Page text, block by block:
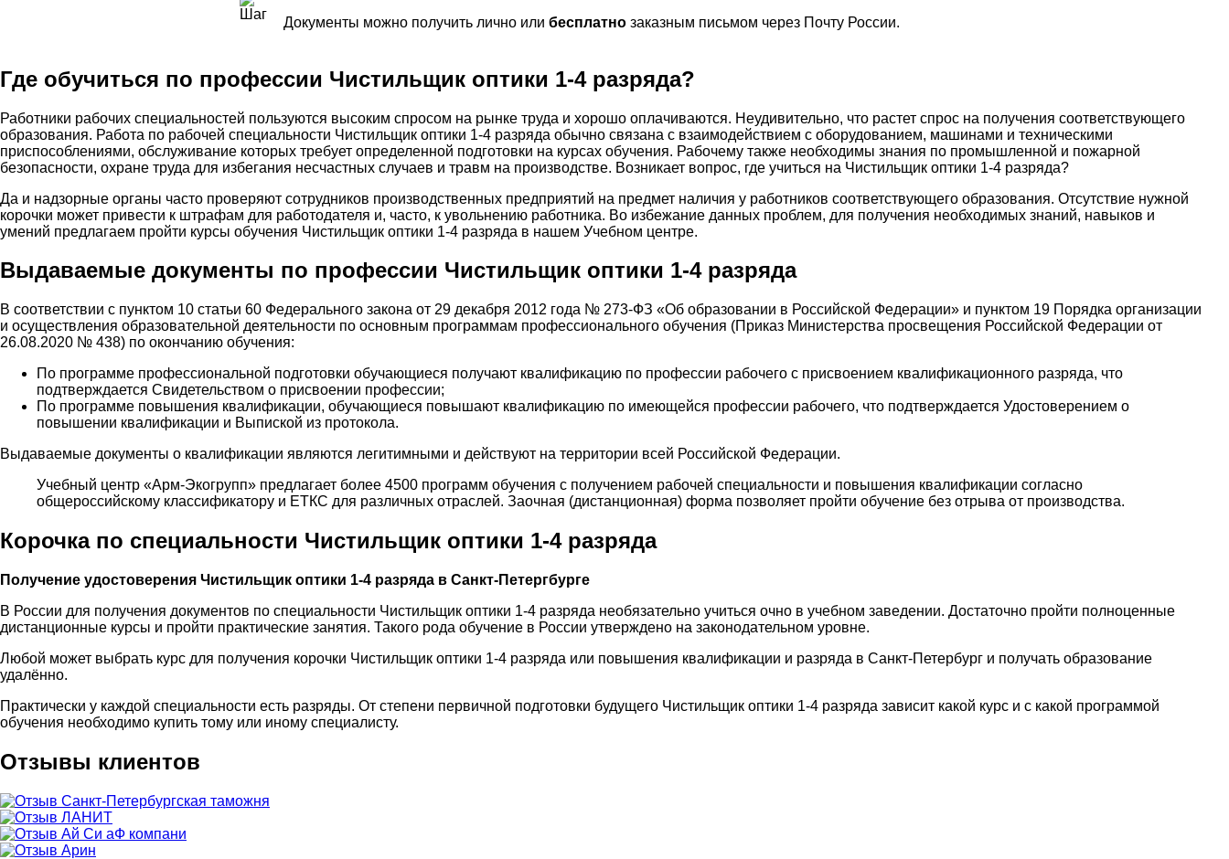
Документы можно получить лично илибесплатно заказным письмом через Почту России.
Где обучиться по профессии Чистильщик оптики 1-4 разряда?
Работники рабочих специальностей пользуются высоким спросом на рынке труда и хорошо оплачиваются. Неудивительно, что растет спрос на получения соответствующего
образования. Работа по рабочей специальности Чистильщик оптики 1-4 разряда обычно связана с взаимодействием с оборудованием, машинами и техническими
приспособлениями, обслуживание которых требует определенной подготовки на курсах обучения. Рабочему также необходимы знания по промышленной и пожарной
безопасности, охране труда для избегания несчастных случаев и травм на производстве. Возникает вопрос, где учиться на Чистильщик оптики 1-4 разряда?
Да и надзорные органы часто проверяют сотрудников производственных предприятий на предмет наличия у работников соответствующего образования. Отсутствие нужной
корочки может привести к штрафам для работодателя и, часто, к увольнению работника. Во избежание данных проблем, для получения необходимых знаний, навыков и
умений предлагаем пройти курсы обучения Чистильщик оптики 1-4 разряда в нашем Учебном центре.
Выдаваемые документы по профессии Чистильщик оптики 1-4 разряда
В соответствии с пунктом 10 статьи 60 Федерального закона от 29 декабря 2012 года № 273-ФЗ «Об образовании в Российской Федерации» и пунктом 19 Порядка организации
и осуществления образовательной деятельности по основным программам профессионального обучения (Приказ Министерства просвещения Российской Федерации от
26.08.2020 № 438) по окончанию обучения:
По программе профессиональной подготовки обучающиеся получают квалификацию по профессии рабочего с присвоением квалификационного разряда, что
подтверждается Свидетельством о присвоении профессии;
По программе повышения квалификации, обучающиеся повышают квалификацию по имеющейся профессии рабочего, что подтверждается Удостоверением о
повышении квалификации и Выпиской из протокола.
Выдаваемые документы о квалификации являются легитимными и действуют на территории всей Российской Федерации.
Учебный центр «Арм-Экогрупп» предлагает более 4500 программ обучения с получением рабочей специальности и повышения квалификации согласно
общероссийскому классификатору и ЕТКС для различных отраслей. Заочная (дистанционная) форма позволяет пройти обучение без отрыва от производства.
Корочка по специальности Чистильщик оптики 1-4 разряда
Получение удостоверения Чистильщик оптики 1-4 разряда в Санкт-Петергбурге
В России для получения документов по специальности Чистильщик оптики 1-4 разряда необязательно учиться очно в учебном заведении. Достаточно пройти полноценные
дистанционные курсы и пройти практические занятия. Такого рода обучение в России утверждено на законодательном уровне.
Любой может выбрать курс для получения корочки Чистильщик оптики 1-4 разряда или повышения квалификации и разряда в Санкт-Петербург и получать образование
удалённо.
Практически у каждой специальности есть разряды. От степени первичной подготовки будущего Чистильщик оптики 1-4 разряда зависит какой курс и с какой программой
обучения необходимо купить тому или иному специалисту.
Отзывы клиентов